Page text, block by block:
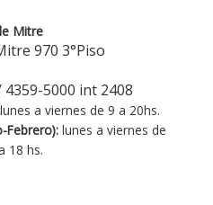
Mitre
970 3°Piso
4359-5000 int 2408
lunes a viernes de 9 a 20hs.
Febrero): lunes a viernes de
18 hs.